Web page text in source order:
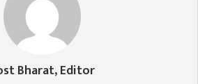
Bharat, Editor